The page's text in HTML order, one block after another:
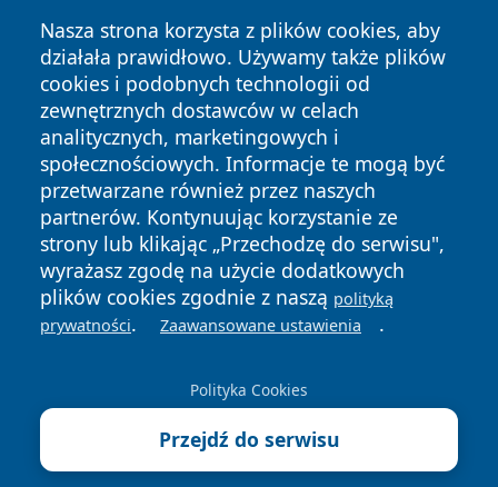
Nasza strona korzysta z plików cookies, aby
działała prawidłowo. Używamy także plików
cookies i podobnych technologii od
zewnętrznych dostawców w celach
analitycznych, marketingowych i
społecznościowych. Informacje te mogą być
przetwarzane również przez naszych
partnerów. Kontynuując korzystanie ze
strony lub klikając „Przechodzę do serwisu",
wyrażasz zgodę na użycie dodatkowych
plików cookies zgodnie z naszą polityką
prywatności. Zaawansowane ustawienia .
Polityka Cookies
Przejdź do serwisu
Copyright © 2026 otososnowiec.pl Wszystkie prawa
zastrzeżone.
News Autorzy
Polityka
Prywatności
Polityka
Cookies